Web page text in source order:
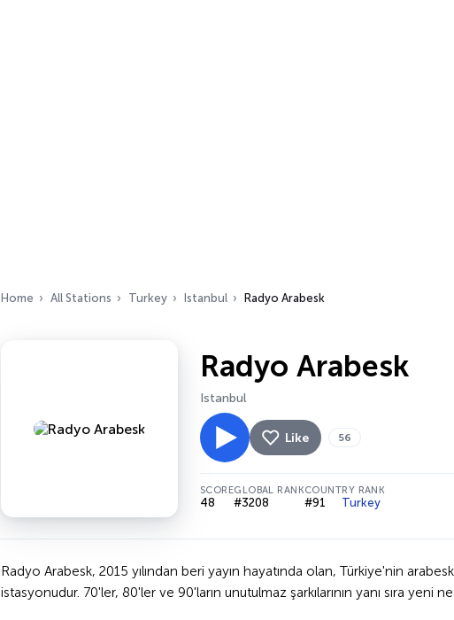
Home All Stations Turkey Istanbul Radyo Arabesk
Radyo Arabesk
Istanbul
Like 56
SCORE
48
GLOBAL RANK
#3208
COUNTRY RANK
#91 Turkey
Radyo Arabesk, 2015 yılından beri yayın hayatında olan, Türkiye'nin
istasyonudur. 70'ler, 80'ler ve 90'ların unutulmaz şarkılarının yanı sıra yeni